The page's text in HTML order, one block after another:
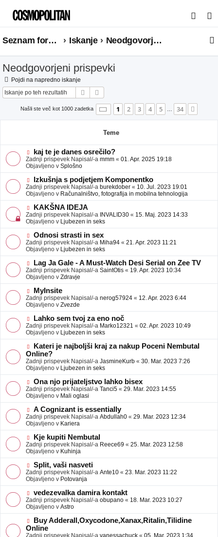
s
a
Seznam forumov Iskanje Neodgovorjeni prispevki
Neodgovorjeni prispevki
Pojdi na napredno iskanje
Iskanje
Našli ste več kot 1000 zadetka Stran 1od34
1 2 3 4 5 … 34
Teme
N
o
v
e
o
b
j
a
v
e
kaj te je danes osrečilo?
Zadnji prispevek Napisal/-a mmm « 01. Apr. 2025 19:18
Objavljeno v Splošno
N
o
v
e
o
b
j
a
v
e
Izkušnja s podjetjem Komponentko
Zadnji prispevek Napisal/-a burekdober « 10. Jul. 2023 19:01
Objavljeno v Računalništvo, fotografija in mobilna tehnologija
N
o
v
e
o
b
j
a
v
e
KAKŠNA IDEJA
Zadnji prispevek Napisal/-a INVALID30 « 15. Maj. 2023 14:33
Objavljeno v Ljubezen in seks
N
o
v
e
o
b
j
a
v
e
Odnosi strasti in sex
Zadnji prispevek Napisal/-a Miha94 « 21. Apr. 2023 11:21
Objavljeno v Ljubezen in seks
N
o
v
e
o
b
j
a
v
e
Lag Ja Gale - A Must-Watch Desi Serial on Zee TV
Zadnji prispevek Napisal/-a SaintOtis « 19. Apr. 2023 10:34
Objavljeno v Zdravje
N
o
v
e
o
b
j
a
v
e
MyInsite
Zadnji prispevek Napisal/-a nerog57924 « 12. Apr. 2023 6:44
Objavljeno v Zvezde
N
o
v
e
o
b
j
a
v
e
Lahko sem tvoj za eno noč
Zadnji prispevek Napisal/-a Marko12321 « 02. Apr. 2023 10:49
Objavljeno v Ljubezen in seks
N
o
v
e
o
b
j
a
v
Kateri je najboljši kraj za nakup Poceni Nembutal
Online?
Zadnji prispevek Napisal/-a JasmineKurb « 30. Mar. 2023 7:26
Objavljeno v Ljubezen in seks
N
o
v
e
o
b
j
a
v
e
Ona njo prijateljstvo lahko bisex
Zadnji prispevek Napisal/-a Tanci5 « 29. Mar. 2023 14:55
Objavljeno v Mali oglasi
N
o
v
e
o
b
j
a
v
e
A Cognizant is essentially
Zadnji prispevek Napisal/-a Abdullah0 « 29. Mar. 2023 12:34
Objavljeno v Kariera
N
o
v
e
o
b
j
a
v
e
Kje kupiti Nembutal
Zadnji prispevek Napisal/-a Reece69 « 25. Mar. 2023 12:58
Objavljeno v Kuhinja
N
o
v
e
o
b
j
a
v
e
Split, vaši nasveti
Zadnji prispevek Napisal/-a Ante10 « 23. Mar. 2023 11:22
Objavljeno v Potovanja
N
o
v
e
o
b
j
vedezevalka damira kontakt
Zadnji prispevek Napisal/-a obupano « 18. Mar. 2023 10:27
Objavljeno v Astro
N
o
v
Buy Adderall,Oxycodone,Xanax,Ritalin,Tilidine
Online